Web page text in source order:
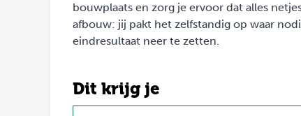
bouwplaats en zorg je ervoor dat alles
afbouw: jij pakt het zelfstandig op waar
eindresultaat neer te zetten.
Dit krijg je